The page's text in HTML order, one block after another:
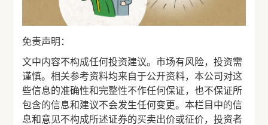
免责声明：
文中内容不构成任何投资建议。市场有风险，投资需
谨慎。相关参考资料均来自于公开资料，本公司对这
些信息的准确性和完整性不作任何保证，也不保证所
包含的信息和建议不会发生任何变更。本栏目中的信
息和意见不构成所述证券的买卖出价或征价，投资者